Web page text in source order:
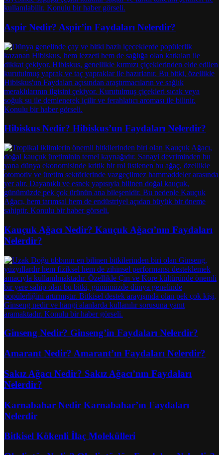
Aspir Nedir? Aspir’in Faydaları Nelerdir?
Hibiskus Nedir? Hibiskus’un Faydaları Nelerdir?
Kauçuk Ağacı Nedir? Kauçuk Ağacı’nın Faydaları
Nelerdir?
Ginseng Nedir? Ginseng’in Faydaları Nelerdir?
Amarant Nedir? Amarant’ın Faydaları Nelerdir?
Sakız Ağacı Nedir? Sakız Ağacı’nın Faydaları
Nelerdir?
Karnabahar Nedir Karnabahar’ın Faydaları
Nelerdir
Bitkisel Kökenli İlaç Molekülleri